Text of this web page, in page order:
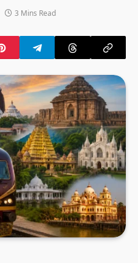
3 Mins Read